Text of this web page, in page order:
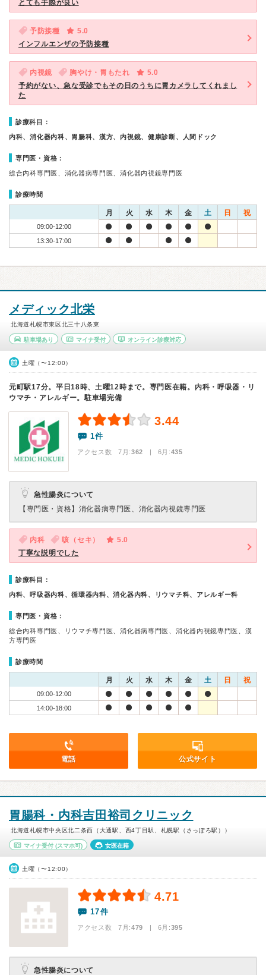
とても手際が良い
予防接種
5.0
インフルエンザの予防接種
内視鏡 胸やけ・胃もたれ
5.0
予約がない、急な受診でもその日のうちに胃カメラしてくれまし
た
診療科目：
内科、消化器内科、胃腸科、漢方、内視鏡、健康診断、人間ドック
専門医・資格：
総合内科専門医、消化器病専門医、消化器内視鏡専門医
診療時間
月 火 水 木 金 土 日 祝
09:00-12:00
13:30-17:00
メディック北栄
北海道札幌市東区北三十八条東
駐車場あり マイナ受付 オンライン診療対応
土曜（〜12:00）
元町駅17分。平日18時、土曜12時まで。専門医在籍。内科・呼吸器・リ
ウマチ・アレルギー。駐車場完備
3.44
1件
アクセス数 7月:362 | 6月:435
急性腸炎について
【専門医・資格】 消化器病専門医、消化器内視鏡専門医
内科 咳（セキ）
5.0
丁寧な説明でした
診療科目：
内科、呼吸器内科、循環器内科、消化器内科、リウマチ科、アレルギー科
専門医・資格：
総合内科専門医、リウマチ専門医、消化器病専門医、消化器内視鏡専門医、漢
方専門医
診療時間
月 火 水 木 金 土 日 祝
09:00-12:00
14:00-18:00
電話 公式サイト
胃腸科・内科吉田裕司クリニック
北海道札幌市中央区北二条西（大通駅、西4丁目駅、札幌駅（さっぽろ駅））
マイナ受付 (スマホ可) 女医在籍
土曜（〜12:00）
4.71
17件
アクセス数 7月:479 | 6月:395
急性腸炎について